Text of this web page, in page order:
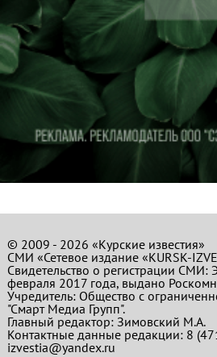
© 2009 - 2026 «Курские известия»
СМИ «Сетевое издание «KURSK-
Свидетельство о регистрации
февраля 2017 года, выдано
Учредитель: Общество с
"Смарт Медиа Групп".
Главный редактор:Зимовский М.А.
Контактные данные редакции: 8
izvestia@yandex.ru